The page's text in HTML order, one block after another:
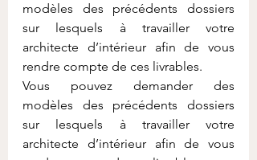
modèles des précédents dossiers
sur lesquels à travailler votre
architecte d’intérieur afin de vous
rendre compte de ces livrables.
Vous pouvez demander des
modèles des précédents dossiers
sur lesquels à travailler votre
architecte d’intérieur afin de vous